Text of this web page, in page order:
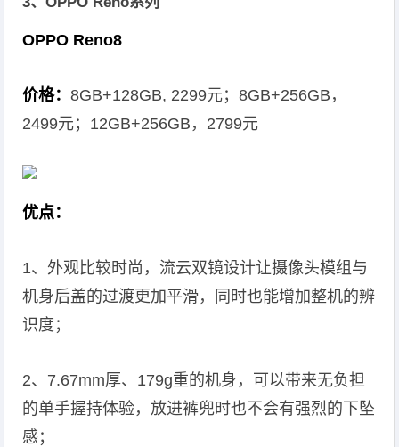
OPPO Reno8
价格：8GB+128GB, 2299元；8GB+256GB，
2499元；12GB+256GB，2799元
优点：
1、外观比较时尚，流云双镜设计让摄像头模组与
机身后盖的过渡更加平滑，同时也能增加整机的辨
识度；
2、7.67mm厚、179g重的机身，可以带来无负担
的单手握持体验，放进裤兜时也不会有强烈的下坠
感；